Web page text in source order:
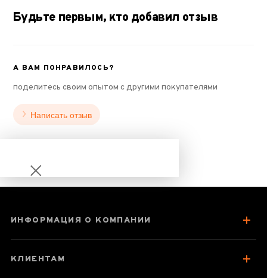
Будьте первым, кто добавил отзыв
А ВАМ ПОНРАВИЛОСЬ?
поделитесь своим опытом с другими покупателями
Написать отзыв
Пиала 120 мл
ИНФОРМАЦИЯ О КОМПАНИИ
КЛИЕНТАМ